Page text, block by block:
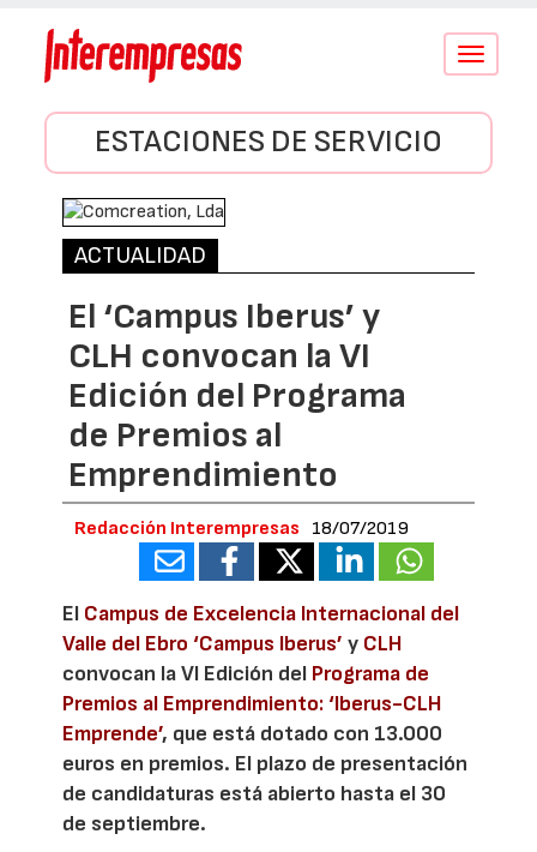
Conmutar
ESTACIONES DE SERVICIO
ACTUALIDAD
El ‘Campus Iberus’ y
CLH convocan la VI
Edición del Programa
de Premios al
Emprendimiento
Redacción Interempresas 18/07/2019
El Campus de Excelencia Internacional del
Valle del Ebro ‘Campus Iberus’ y CLH
convocan la VI Edición del Programa de
Premios al Emprendimiento: ‘Iberus-CLH
Emprende’, que está dotado con 13.000
euros en premios. El plazo de presentación
de candidaturas está abierto hasta el 30
de septiembre.